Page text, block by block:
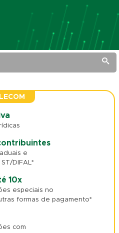
e
DIFAL*
10x
especiais no
formas de pagamento*
com